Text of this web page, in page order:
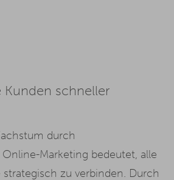
Kunden schneller
durch
Marketing bedeutet, alle
strategisch zu verbinden. Durch